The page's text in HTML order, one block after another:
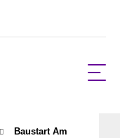
Baustart Am